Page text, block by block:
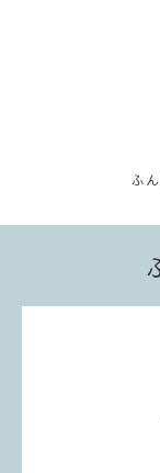
ふ